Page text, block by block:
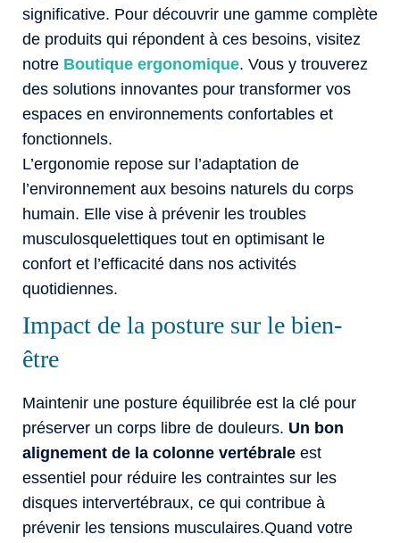
significative. Pour découvrir une gamme complète
de produits qui répondent à ces besoins, visitez
notre Boutique ergonomique. Vous y trouverez
des solutions innovantes pour transformer vos
espaces en environnements confortables et
fonctionnels.
L’ergonomie repose sur l’adaptation de
l’environnement aux besoins naturels du corps
humain. Elle vise à prévenir les troubles
musculosquelettiques tout en optimisant le
confort et l’efficacité dans nos activités
quotidiennes.
Impact de la posture sur le bien-
être
Maintenir une posture équilibrée est la clé pour
préserver un corps libre de douleurs. Un bon
alignement de la colonne vertébrale est
essentiel pour réduire les contraintes sur les
disques intervertébraux, ce qui contribue à
prévenir les tensions musculaires.Quand votre